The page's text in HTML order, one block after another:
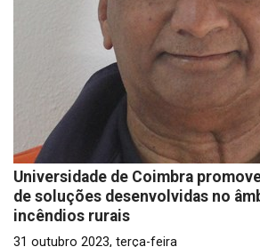
Universidade de Coimbra
de soluções desenvolvidas no
incêndios rurais
31 outubro 2023, terça-feira